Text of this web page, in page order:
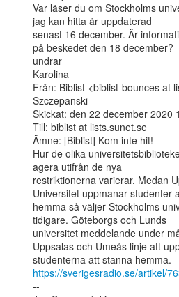
Var läser du om Stockholms
jag kan hitta är uppdaterad
senast 16 december. Är
på beskedet den 18 december?
undrar
Karolina
Från: Biblist <biblist-bounces at
Szczepanski
Skickat: den 22 december 2020
Till: biblist at lists.sunet.se
Ämne: [Biblist] Kom inte hit!
Hur de olika
agera utifrån de nya
restriktionerna varierar. Medan
Universitet uppmanar studenter
hemma så väljer Stockholms
tidigare. Göteborgs och Lunds
universitet meddelande under
Uppsalas och Umeås linje att
https://sverigesradio.se/artikel/
--